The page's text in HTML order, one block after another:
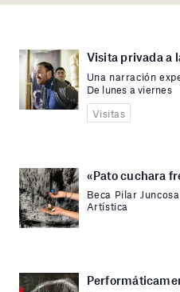
Visita privada a
Una narración
De lunes a viernes
Visitas
«Pato cuchara
Beca Pilar
Artística